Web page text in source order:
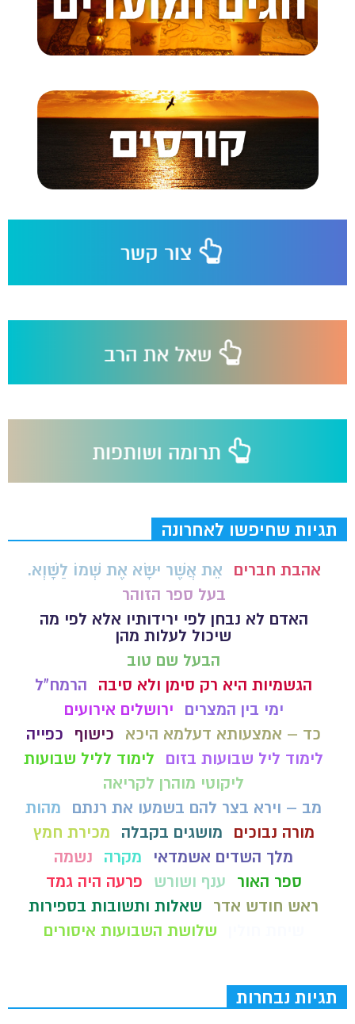
תגיות שחיפשו לאחרונה
אהבת חברים
אֵת אֲשֶׁר יִשָּׂא אֶת שְׁמוֹ לַשָּׁוְא.
בעל ספר הזוהר
האדם לא נבחן לפי ירידותיו אלא לפי מה
שיכול לעלות מהן
הבעל שם טוב
הגשמיות היא רק סימן ולא סיבה
הרמח"ל
ימי בין המצרים
ירושלים אירועים
כד – אמצעותא דעלמא היכא
כישוף
כפייה
לימוד ליל שבועות בזום
לימוד לליל שבועות
ליקוטי מוהרן לקריאה
מב – וירא בצר להם בשמעו את רנתם
מהות
מורה נבוכים
מושגים בקבלה
מכירת חמץ
מלך השדים אשמדאי
מקרה
נשמה
ספר האור
ענף ושורש
פרעה היה גמד
ראש חודש אדר
שאלות ותשובות בספירות
שלושת השבועות איסורים
תגיות נבחרות